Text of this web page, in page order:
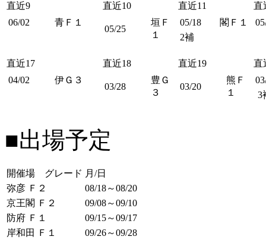
直近9 直近10 直近11
直
06/02
青Ｆ１
05/25
垣Ｆ
１
05/18
閣Ｆ１
2補
直近17 直近18 直近19
直
04/02
伊Ｇ３
03/28
豊Ｇ
３
03/20
熊Ｆ
１
3
■出場予定
開催場 グレード 月/日
弥彦 Ｆ２
08/18～08/20
京王閣 Ｆ２
09/08～09/10
防府 Ｆ１
09/15～09/17
岸和田 Ｆ１
09/26～09/28